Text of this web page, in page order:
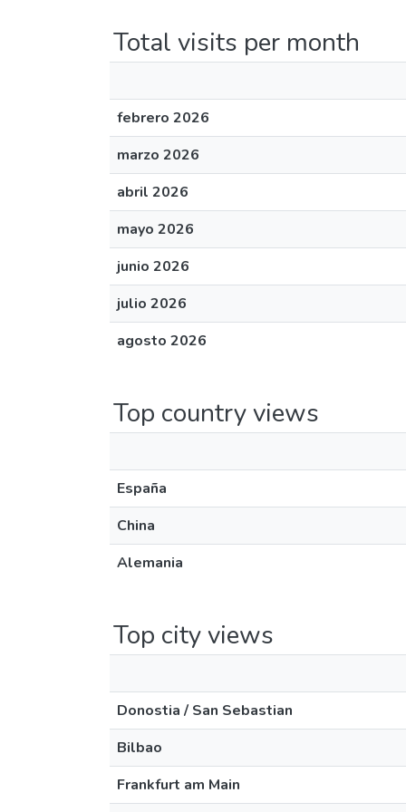
Total visits per month
febrero 2026
marzo 2026
abril 2026
mayo 2026
junio 2026
julio 2026
agosto 2026
Top country views
España
China
Alemania
Top city views
Donostia / San Sebastian
Bilbao
Frankfurt am Main